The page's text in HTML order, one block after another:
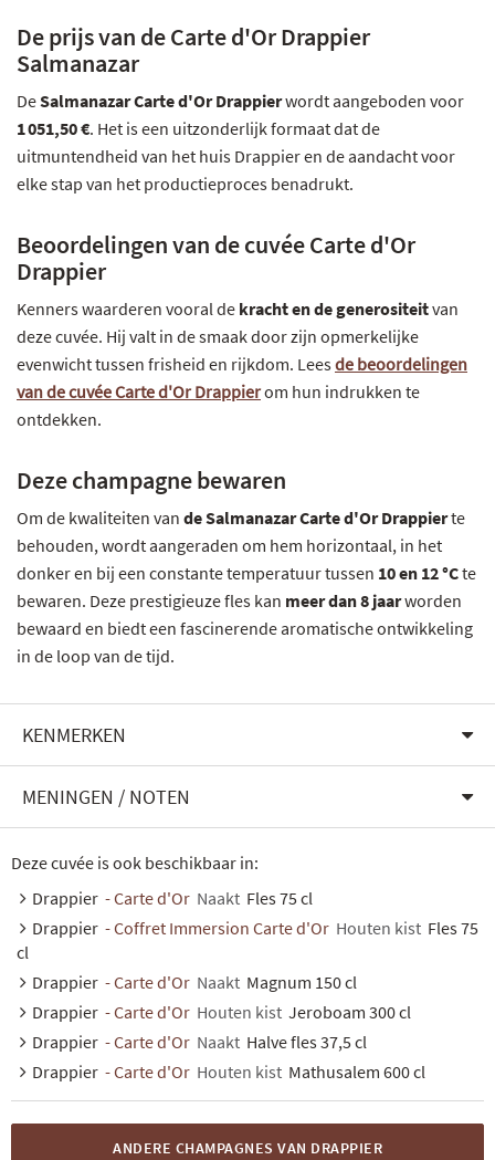
De prijs van de Carte d'Or Drappier
Salmanazar
DeSalmanazar Carte d'Or Drappierwordt aangeboden voor
1 051,50 €. Het is een uitzonderlijk formaat dat de
uitmuntendheid van het huis Drappier en de aandacht voor
elke stap van het productieproces benadrukt.
Beoordelingen van de cuvée Carte d'Or
Drappier
Kenners waarderen vooral de kracht en de generositeitvan
deze cuvée. Hij valt in de smaak door zijn opmerkelijke
evenwicht tussen frisheid en rijkdom. Leesde beoordelingen
van de cuvée Carte d'Or Drappierom hun indrukken te
ontdekken.
Deze champagne bewaren
Om de kwaliteiten van de Salmanazar Carte d'Or Drappierte
behouden, wordt aangeraden om hem horizontaal, in het
donker en bij een constante temperatuur tussen 10 en 12 °Cte
bewaren. Deze prestigieuze fles kan meer dan 8 jaarworden
bewaard en biedt een fascinerende aromatische ontwikkeling
in de loop van de tijd.
KENMERKEN
MENINGEN / NOTEN
Deze cuvée is ook beschikbaar in:
Drappier - Carte d'Or Naakt Fles 75 cl
Drappier - Coffret Immersion Carte d'Or Houten kist Fles 75
cl
Drappier - Carte d'Or Naakt Magnum 150 cl
Drappier - Carte d'Or Houten kist Jeroboam 300 cl
Drappier - Carte d'Or Naakt Halve fles 37,5 cl
Drappier - Carte d'Or Houten kist Mathusalem 600 cl
ANDERE CHAMPAGNES VAN DRAPPIER